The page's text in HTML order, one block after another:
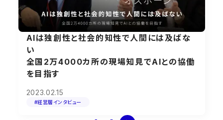
AIは独創性と社会的知性で人間には及ばな
い
全国2万4000カ所の現場知見でAIとの協働
を目指す
2023.02.15
#経営層インタビュー